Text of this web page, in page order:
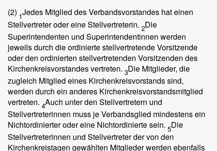
(2) 1Jedes Mitglied des Verbandsvorstandes hat einen
Stellvertreter oder eine Stellvertreterin. 2Die
Superintendenten und Superintendentinnen werden
jeweils durch die ordinierte stellvertretende Vorsitzende
oder den ordinierten stellvertretenden Vorsitzenden des
Kirchenkreisvorstandes vertreten. 3Die Mitglieder, die
zugleich Mitglied eines Kirchenkreisvorstands sind,
werden durch ein anderes Kirchenkreisvorstandsmitglied
vertreten. 4Auch unter den Stellvertretern und
Stellvertreterinnen muss je Verbandsglied mindestens ein
Nichtordinierter oder eine Nichtordinierte sein. 5Die
Stellvertreterinnen und Stellvertreter der von den
Kirchenkreistagen gewählten Mitglieder werden ebenfalls